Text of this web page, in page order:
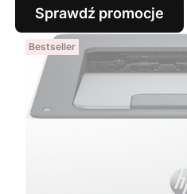
Sprawdź promocje
Bestseller